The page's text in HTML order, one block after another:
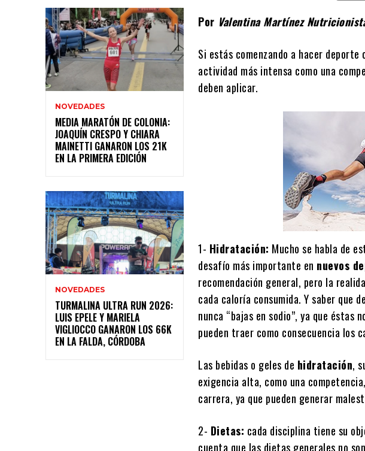
NOVEDADES
MEDIA MARATÓN DE COLONIA:
JOAQUÍN CRESPO Y CHIARA
MAINETTI GANARON LOS 21K
EN LA PRIMERA EDICIÓN
NOVEDADES
TURMALINA ULTRA RUN 2026:
LUIS EPELE Y MARIELA
VIGLIOCCO GANARON LOS 66K
EN LA FALDA, CÓRDOBA
Por Valentina Martínez
Si estás comenzando a hacer
actividad más intensa como una
deben aplicar.
1- Hidratación: Mucho se habla de
desafío más importante en nuevos
recomendación general, pero la
cada caloría consumida. Y saber que
nunca “bajas en sodio”, ya que éstas
pueden traer como consecuencia los
Las bebidas o geles de hidratación,
exigencia alta, como una
carrera, ya que pueden generar
2- Dietas: cada disciplina tiene su
cuenta que las dietas generales no